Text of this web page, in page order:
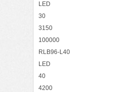
LED
30
3150
100000
RLB96-L40
LED
40
4200